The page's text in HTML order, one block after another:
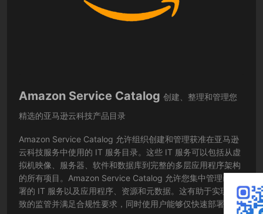
Amazon Service Catalog 创建、整理和管理您
精选的亚马逊云科技产品目录
Amazon Service Catalog 允许组织创建和管理获准在亚马逊
云科技服务中使用的 IT 服务目录。这些 IT 服务可以包括从虚
拟机映像、服务器、软件和数据库到完整的多层应用程序架构
的所有项目。Amazon Service Catalog 允许您集中管理已部
署的 IT 服务以及应用程序、资源和元数据。这有助于实现一
致的监管并满足合规性要求，同时使用户能够仅快速部署所需